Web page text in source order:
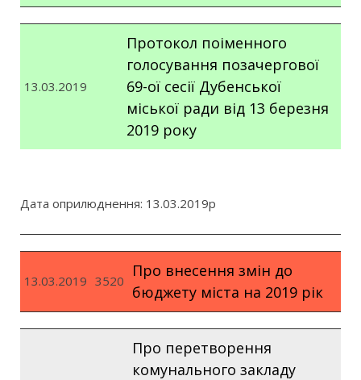
13.03.2019
Протокол поіменного
голосування позачергової
69-ої сесії Дубенської
міської ради від 13 березня
2019 року
Дата оприлюднення: 13.03.2019р
13.03.2019 3520
Про внесення змін до
бюджету міста на 2019 рік
Про перетворення
комунального закладу